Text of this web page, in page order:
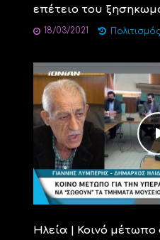
επέτειο του
18/03/2021 Πολιτισμός
Ηλεία | Κοινό μέτωπο